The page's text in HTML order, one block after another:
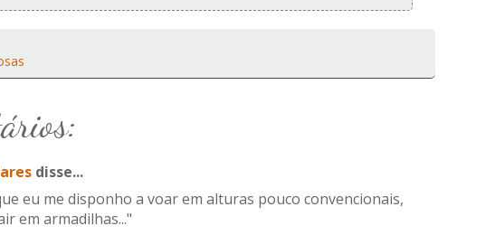
disse...
eu me disponho a voar em alturas pouco convencionais,
em armadilhas..."